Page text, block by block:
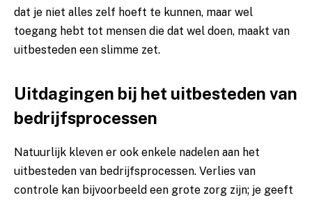
dat je niet alles zelf hoeft te kunnen, maar wel
toegang hebt tot mensen die dat wel doen, maakt van
uitbesteden een slimme zet.
Uitdagingen bij het uitbesteden van
bedrijfsprocessen
Natuurlijk kleven er ook enkele nadelen aan het
uitbesteden van bedrijfsprocessen. Verlies van
controle kan bijvoorbeeld een grote zorg zijn; je geeft